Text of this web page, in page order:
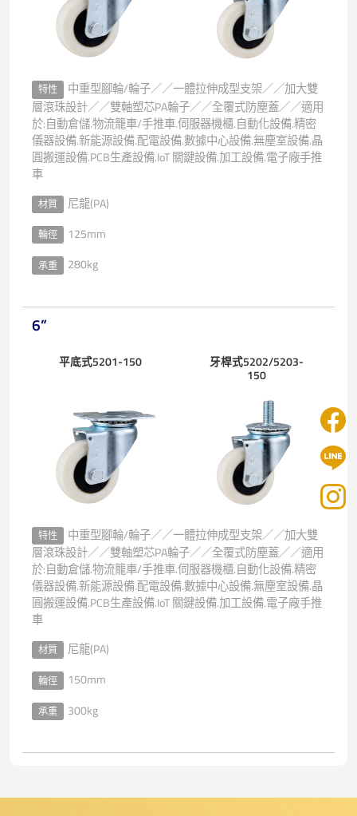
特性
中重型腳輪/輪子／／一體拉伸成型支架／／加大雙
層滾珠設計／／雙軸塑芯PA輪子／／全覆式防塵蓋／／適用
於:自動倉儲.物流籠車/手推車.伺服器機櫃.自動化設備.精密
儀器設備.新能源設備.配電設備.數據中心設備.無塵室設備.晶
圓搬運設備.PCB生產設備.IoT 關鍵設備.加工設備.電子廠手推
車
材質 尼龍(PA)
輪徑 125mm
承重 280kg
6”
平底式5201-150
牙桿式5202/5203-
150
特性
中重型腳輪/輪子／／一體拉伸成型支架／／加大雙
層滾珠設計／／雙軸塑芯PA輪子／／全覆式防塵蓋／／適用
於:自動倉儲.物流籠車/手推車.伺服器機櫃.自動化設備.精密
儀器設備.新能源設備.配電設備.數據中心設備.無塵室設備.晶
圓搬運設備.PCB生產設備.IoT 關鍵設備.加工設備.電子廠手推
車
材質 尼龍(PA)
輪徑 150mm
承重 300kg